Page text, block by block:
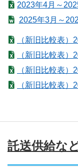
2023年4月～
2025年3月～
（新旧比較表
（新旧比較表
（新旧比較表
（新旧比較表
託送供給な